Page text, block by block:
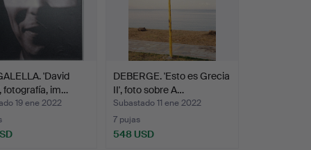
'David
fotografía, im…
19 ene 2022
DEBERGE. 'Esto es Grecia
II', foto sobre A…
Subastado 11 ene 2022
7 pujas
548 USD